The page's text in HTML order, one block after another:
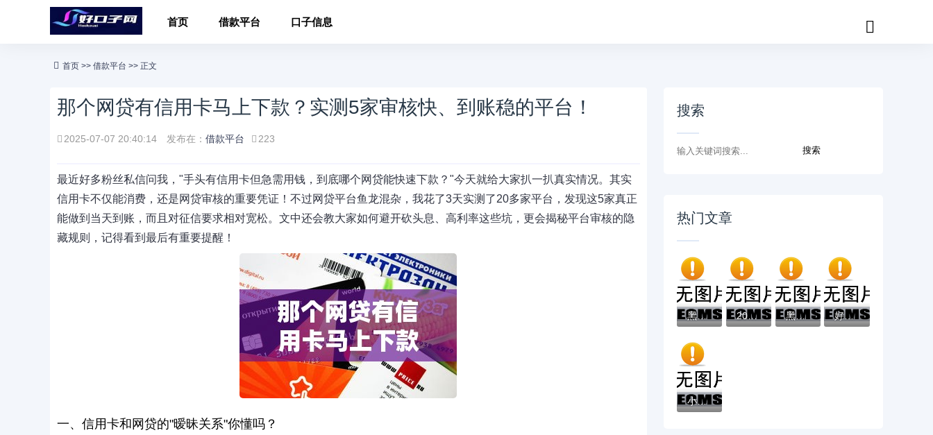
首页 借款平台 口子信息
首页 >> 借款平台 >> 正文
那个网贷有信用卡马上下款？实测5家审核快、到账稳的平台！
2025-07-07 20:40:14 发布在： 借款平台 223
最近好多粉丝私信问我，"手头有信用卡但急需用钱，到底哪个网贷能快速下款？"今天就给大家扒一扒真实情况。其实
信用卡不仅能消费，还是网贷审核的重要凭证！不过网贷平台鱼龙混杂，我花了3天实测了20多家平台，发现这5家真正
能做到当天到账，而且对征信要求相对宽松。文中还会教大家如何避开砍头息、高利率这些坑，更会揭秘平台审核的隐
藏规则，记得看到最后有重要提醒！
一、信用卡和网贷的"暧昧关系"你懂吗？
搜索
热门文章
黑户有逾期哪里能借到钱啊急用！看这5个黑户... 2025不看征信负债的网贷百分百下款，最新5个... 黑户能下款的app口子有哪些？今天带来10款黑... 好分期哪个口子好下款？老哥实测避坑贷款平...
小辉贷容易下款吗就选这7个4千元黑户无条件...